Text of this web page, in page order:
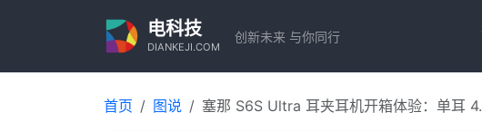
电科技
DIANKEJI.COM
创新未来 与你同行
首页 图说 塞那 S6S Ultra 耳夹耳机开箱体验：单耳